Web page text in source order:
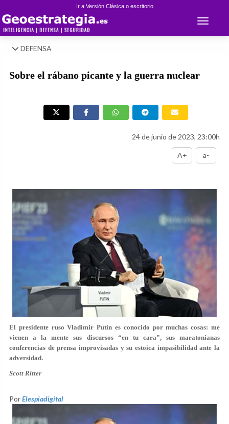
Ir a Versión Clásica o escritorio
Toggle
DEFENSA
Sobre el rábano picante y la guerra nuclear
24 de junio de 2023, 23:00h
A+ a-
El presidente ruso Vladimir Putin es conocido por muchas cosas: me
vienen a la mente sus discursos “en tu cara”, sus maratonianas
conferencias de prensa improvisadas y su estoica impasibilidad ante la
adversidad.
Scott Ritter
PorElespiadigital